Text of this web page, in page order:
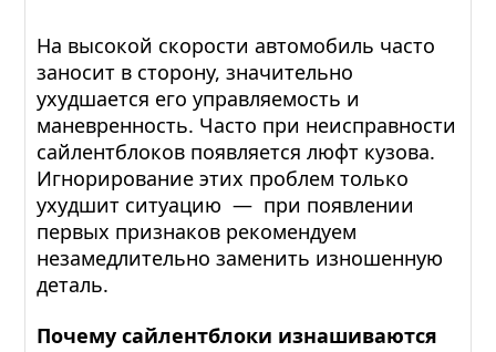
На высокой скорости автомобиль часто
заносит в сторону, значительно
ухудшается его управляемость и
маневренность. Часто при неисправности
сайлентблоков появляется люфт кузова.
Игнорирование этих проблем только
ухудшит ситуацию — при появлении
первых признаков рекомендуем
незамедлительно заменить изношенную
деталь.
Почему сайлентблоки изнашиваются